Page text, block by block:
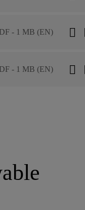
- 1 MB (EN)
- 1 MB (EN)